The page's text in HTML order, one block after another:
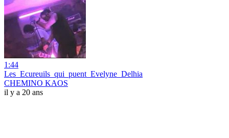
1:44
Les_Ecureuils_qui_puent_Evelyne_Delhia
CHEMINO KAOS
il y a 20 ans